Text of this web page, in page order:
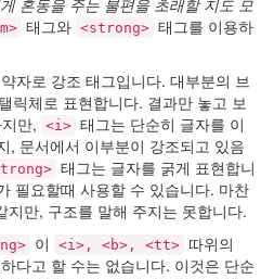
태그와 <strong> 태그를 이용하
자로 강조 태그입니다. 대부분의 브
릭체로 표현합니다. 결과만 놓고 보
만, <i> 태그는 단순히 글자를 이
, 문서에서 이부분이 강조되고 있음
태그는 글자를 굵게 표현합니
필요할때 사용할 수 있습니다. 마찬
지만, 구조를 말해 주지는 못합니다.
이 <i>, <b>, <tt> 따위의
다고 할 수는 없습니다. 이것은 단순